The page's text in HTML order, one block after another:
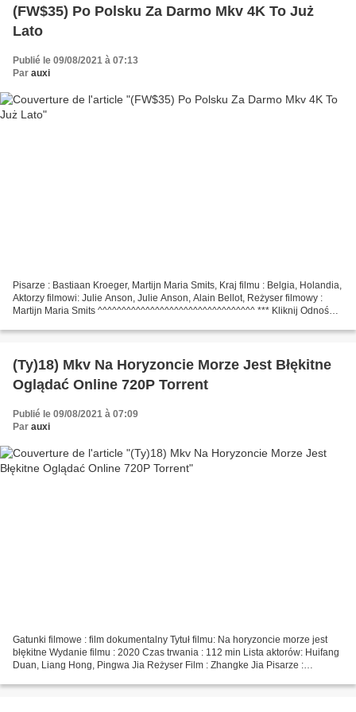
(FW$35) Po Polsku Za Darmo Mkv 4K To Już
Lato
Publié le 09/08/2021 à 07:13
Par auxi
Pisarze : Bastiaan Kroeger, Martijn Maria Smits, Kraj filmu : Belgia, Holandia,
Aktorzy filmowi: Julie Anson, Julie Anson, Alain Bellot, Reżyser filmowy :
Martijn Maria Smits ^^^^^^^^^^^^^^^^^^^^^^^^^^^^^^^^^ *** Kliknij Odnośnik
(Ty)18) Mkv Na Horyzoncie Morze Jest Błękitne
Oglądać Online 720P Torrent
Publié le 09/08/2021 à 07:09
Par auxi
Gatunki filmowe : film dokumentalny Tytuł filmu: Na horyzoncie morze jest
błękitne Wydanie filmu : 2020 Czas trwania : 112 min Lista aktorów: Huifang
Duan, Liang Hong, Pingwa Jia Reżyser Film : Zhangke Jia Pisarze :